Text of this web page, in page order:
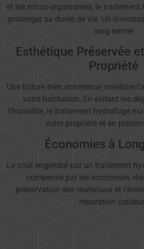
et les micro-organismes, le traitement
prolonger sa durée de vie. Un
long terme!
Esthétique Préservée
Propriété
Une toiture bien entretenue améliore
votre habitation. En évitant les
l’humidité, le traitement hydrofuge
votre propriété et en
Économies à
Le coût engendré par un traitement
compensé par les économies
préservation des matériaux et
réparation